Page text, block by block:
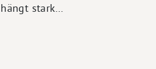
stark…